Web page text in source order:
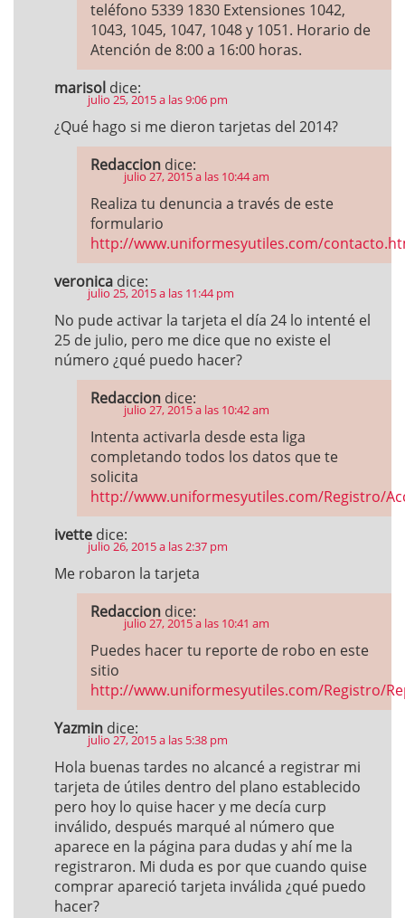
teléfono 5339 1830 Extensiones 1042,
1043, 1045, 1047, 1048 y 1051. Horario de
Atención de 8:00 a 16:00 horas.
marisol dice:
julio 25, 2015 a las 9:06 pm
¿Qué hago si me dieron tarjetas del 2014?
Redaccion dice:
julio 27, 2015 a las 10:44 am
Realiza tu denuncia a través de este
formulario
http://www.uniformesyutiles.com/
veronica dice:
julio 25, 2015 a las 11:44 pm
No pude activar la tarjeta el día 24 lo intenté el
25 de julio, pero me dice que no existe el
número ¿qué puedo hacer?
Redaccion dice:
julio 27, 2015 a las 10:42 am
Intenta activarla desde esta liga
completando todos los datos que te
solicita
http://www.uniformesyutiles.com/Registro/
ivette dice:
julio 26, 2015 a las 2:37 pm
Me robaron la tarjeta
Redaccion dice:
julio 27, 2015 a las 10:41 am
Puedes hacer tu reporte de robo en este
sitio
http://www.uniformesyutiles.com/Registro/
Yazmin dice:
julio 27, 2015 a las 5:38 pm
Hola buenas tardes no alcancé a registrar mi
tarjeta de útiles dentro del plano establecido
pero hoy lo quise hacer y me decía curp
inválido, después marqué al número que
aparece en la página para dudas y ahí me la
registraron. Mi duda es por que cuando quise
comprar apareció tarjeta inválida ¿qué puedo
hacer?